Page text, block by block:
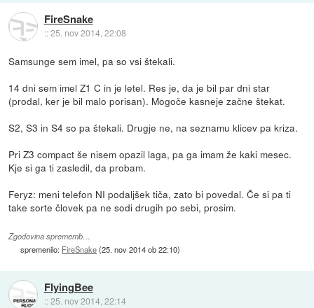
FireSnake
::25. nov 2014, 22:08
Samsunge sem imel, pa so vsi štekali.
14 dni sem imel Z1 C in je letel. Res je, da je bil par dni star
(prodal, ker je bil malo porisan). Mogoče kasneje začne štekat.
S2, S3 in S4 so pa štekali. Drugje ne, na seznamu klicev pa kriza.
Pri Z3 compact še nisem opazil laga, pa ga imam že kaki mesec.
Kje si ga ti zasledil, da probam.
Feryz: meni telefon NI podaljšek tiča, zato bi povedal. Če si pa ti
take sorte človek pa ne sodi drugih po sebi, prosim.
Zgodovina sprememb…
spremenilo: FireSnake(25. nov 2014 ob 22:10)
FlyingBee
::25. nov 2014, 22:14